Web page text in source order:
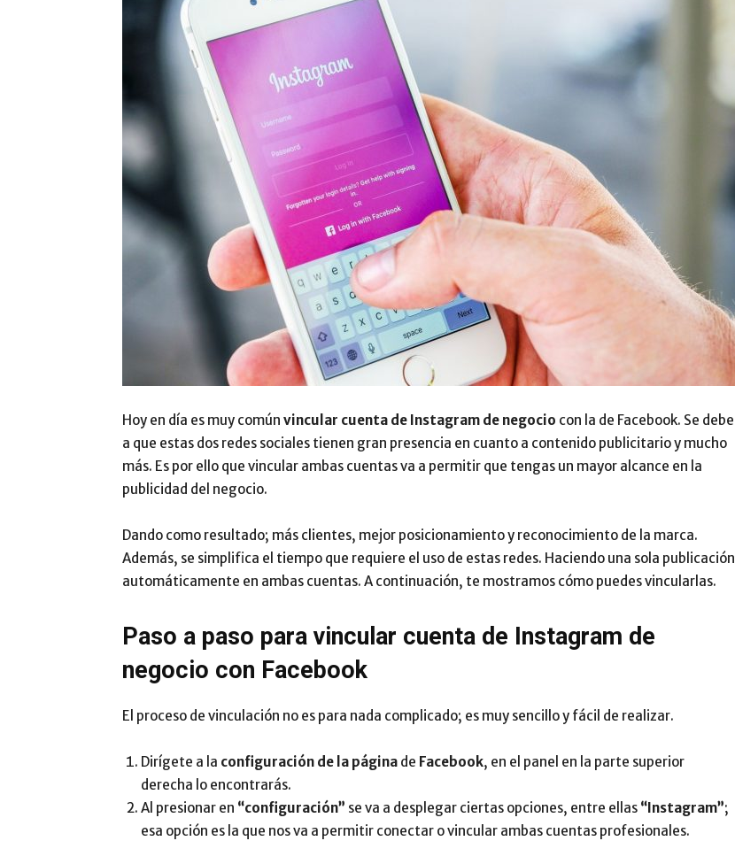
Digitalización
–
Impulsa
Hoy en día es muy común vincular cuenta de Instagram de negocio con la de Facebook. Se debe
a que estas dos redes sociales tienen gran presencia en cuanto a contenido publicitario y mucho
más. Es por ello que vincular ambas cuentas va a permitir que tengas un mayor alcance en la
publicidad del negocio.
Dando como resultado; más clientes, mejor posicionamiento y reconocimiento de la marca.
Además, se simplifica el tiempo que requiere el uso de estas redes. Haciendo una sola publicación
automáticamente en ambas cuentas. A continuación, te mostramos cómo puedes vincularlas.
Paso a paso para vincular cuenta de Instagram de
negocio con Facebook
El proceso de vinculación no es para nada complicado; es muy sencillo y fácil de realizar.
Dirígete a la configuración de la página de Facebook, en el panel en la parte superior
derecha lo encontrarás.
Al presionar en “configuración” se va a desplegar ciertas opciones, entre ellas “Instagram”;
esa opción es la que nos va a permitir conectar o vincular ambas cuentas profesionales.